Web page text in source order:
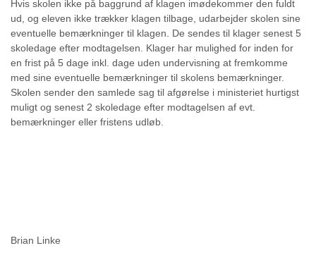
Hvis skolen ikke på baggrund af klagen imødekommer den fuldt
ud, og eleven ikke trækker klagen tilbage, udarbejder skolen sine
eventuelle bemærkninger til klagen. De sendes til klager senest 5
skoledage efter modtagelsen. Klager har mulighed for inden for
en frist på 5 dage inkl. dage uden undervisning at fremkomme
med sine eventuelle bemærkninger til skolens bemærkninger.
Skolen sender den samlede sag til afgørelse i ministeriet hurtigst
muligt og senest 2 skoledage efter modtagelsen af evt.
bemærkninger eller fristens udløb.
Brian Linke